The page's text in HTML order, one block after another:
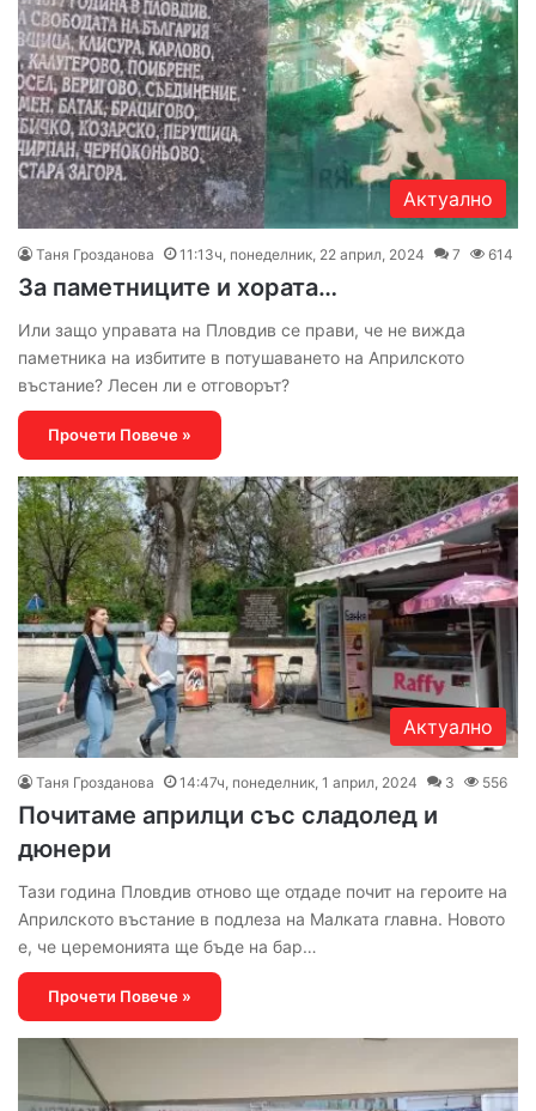
Актуално
Таня Грозданова 11:13ч, понеделник, 22 април, 2024 7 614
За паметниците и хората…
Или защо управата на Пловдив се прави, че не вижда
паметника на избитите в потушаването на Априлското
въстание? Лесен ли е отговорът?
Прочети Повече »
Актуално
Таня Грозданова 14:47ч, понеделник, 1 април, 2024 3 556
Почитаме априлци със сладолед и
дюнери
Тази година Пловдив отново ще отдаде почит на героите на
Априлското въстание в подлеза на Малката главна. Новото
е, че церемонията ще бъде на бар…
Прочети Повече »